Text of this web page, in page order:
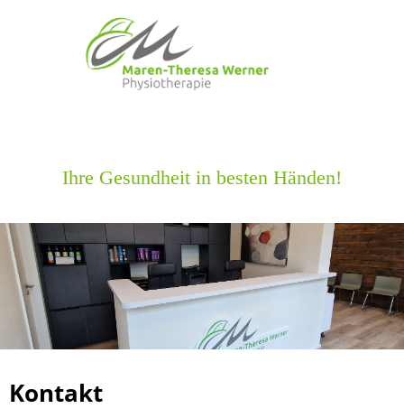
Ihre Gesundheit in besten Händen!
Kontakt